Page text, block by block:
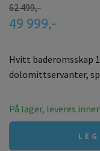
62 499,-
49 999,-
Hvitt baderomsskap
dolomittservanter,
På lager, leveres